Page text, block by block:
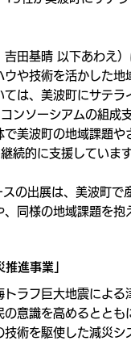
田基晴 以下あわえ
や技術を活かした
は、美波町にサテ
ンソーシアムの組成
美波町の地域課題
続的に支援しています
の出展は、美波町で
同様の地域課題を
進事業」
ラフ巨大地震によ
意識を高めるとと
術を駆使した減災シ